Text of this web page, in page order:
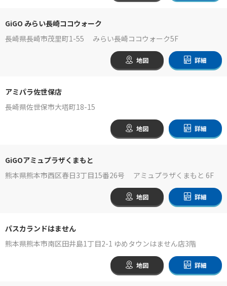
GiGO みらい長崎ココウォーク
長崎県長崎市茂里町1-55 みらい長崎ココウォーク5F
地図 詳細
アミパラ佐世保店
長崎県佐世保市大塔町18-15
地図 詳細
GiGOアミュプラザくまもと
熊本県熊本市西区春日3丁目15番26号 アミュプラザくまもと 6F
地図 詳細
パスカランドはません
熊本県熊本市南区田井島1丁目2-1 ゆめタウンはません店3階
地図 詳細